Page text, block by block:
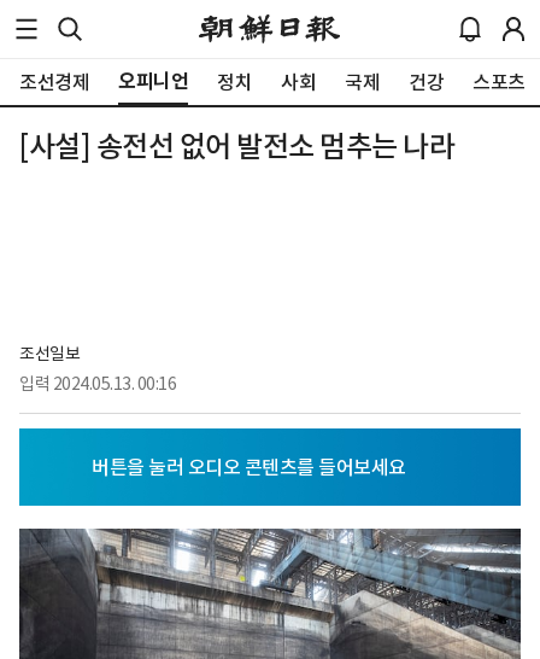
조선경제 오피니언 정치 사회 국제 건강 스포츠
[사설] 송전선 없어 발전소 멈추는 나라
조선일보
입력 2024.05.13. 00:16